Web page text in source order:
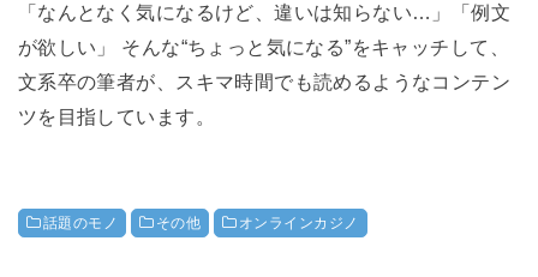
「なんとなく気になるけど、違いは知らない…」「例文
が欲しい」 そんな“ちょっと気になる”をキャッチして、
文系卒の筆者が、スキマ時間でも読めるようなコンテン
ツを目指しています。
話題のモノ その他 オンラインカジノ